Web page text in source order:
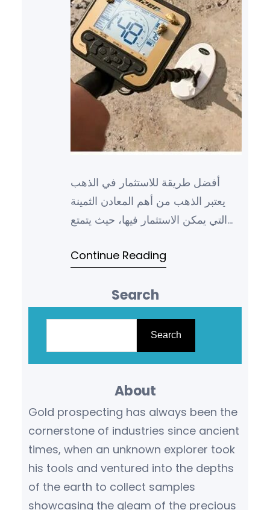
أفضل طريقة للاستثمار في الذهب
يعتبر الذهب من أهم المعادن الثمينة
التي يمكن الاستثمار فيها، حيث يتمتع
ولذا فإن البحث عن…
Continue Reading
Search
h
Search
About
Gold prospecting has always been the
cornerstone of industries since ancient
times, when an unknown explorer took
his tools and ventured into the depths
of the earth to collect samples
showcasing the gleam of the precious